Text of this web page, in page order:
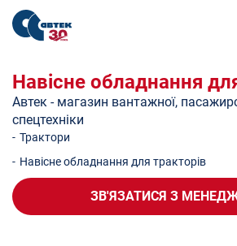
Навісне обладнання
Автек - магазин вантажної,
спецтехніки
- Трактори
- Навісне обладнання для тракторів
ЗВ'ЯЗАТИСЯ З